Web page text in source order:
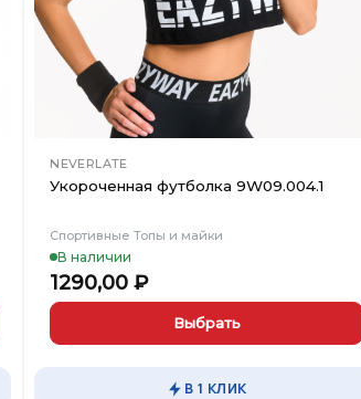
NEVERLATE
Укороченная футболка 9W09.004.1
Спортивные Топы и майки
В наличии
1290,00₽
Выбрать
В 1 КЛИК